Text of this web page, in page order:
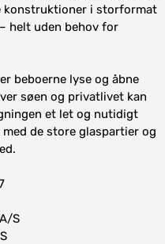
konstruktioner i storformat
helt uden behov for
beboerne lyse og åbne
søen og privatlivet kan
et let og nutidigt
de store glaspartier og
S